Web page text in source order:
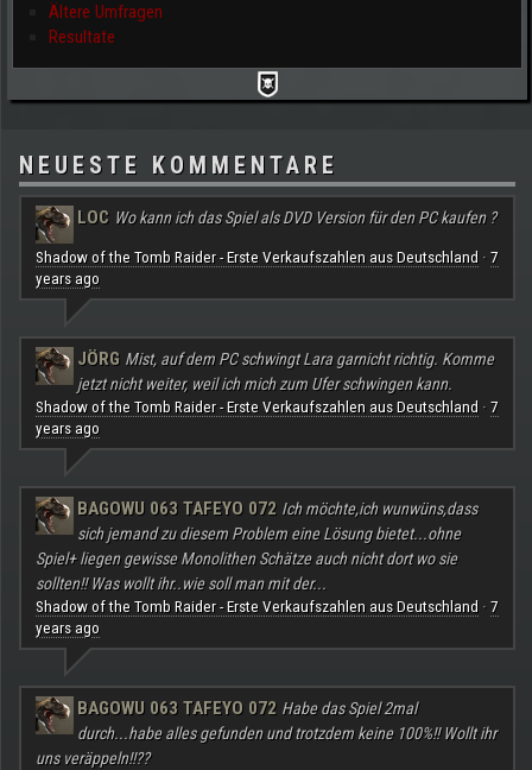
Ältere Umfragen
Resultate
NEUESTE KOMMENTARE
LOC Wo kann ich das Spiel als DVD Version für den PC kaufen ?
Shadow of the Tomb Raider - Erste Verkaufszahlen aus Deutschland · 7
years ago
JÖRG Mist, auf dem PC schwingt Lara garnicht richtig. Komme
jetzt nicht weiter, weil ich mich zum Ufer schwingen kann.
Shadow of the Tomb Raider - Erste Verkaufszahlen aus Deutschland · 7
years ago
BAGOWU 063 TAFEYO 072 Ich möchte,ich wunwüns,dass
sich jemand zu diesem Problem eine Lösung bietet...ohne
Spiel+ liegen gewisse Monolithen Schätze auch nicht dort wo sie
sollten!! Was wollt ihr..wie soll man mit der...
Shadow of the Tomb Raider - Erste Verkaufszahlen aus Deutschland · 7
years ago
BAGOWU 063 TAFEYO 072 Habe das Spiel 2mal
durch...habe alles gefunden und trotzdem keine 100%!! Wollt ihr
uns veräppeln!!??